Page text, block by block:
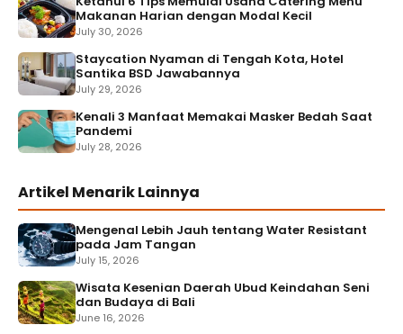
Makanan Harian dengan Modal Kecil
July 30, 2026
Staycation Nyaman di Tengah Kota, Hotel
Santika BSD Jawabannya
July 29, 2026
Kenali 3 Manfaat Memakai Masker Bedah Saat
Pandemi
July 28, 2026
Artikel Menarik Lainnya
Mengenal Lebih Jauh tentang Water Resistant
pada Jam Tangan
July 15, 2026
Wisata Kesenian Daerah Ubud Keindahan Seni
dan Budaya di Bali
June 16, 2026